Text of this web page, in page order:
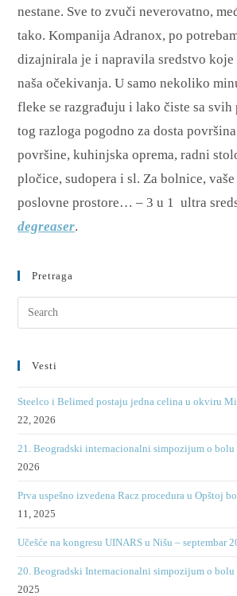
nestane. Sve to zvuči neverovatno,
tako. Kompanija Adranox, po
dizajnirala je i napravila sredstvo koje
naša očekivanja. U samo nekoliko
fleke se razgrađuju i lako čiste sa svih
tog razloga pogodno za dosta
površine, kuhinjska oprema, radni
pločice, sudopera i sl. Za bolnice,
poslovne prostore… – 3 u 1 ultra
degreaser.
Pretraga
Vesti
Steelco i Belimed postaju jedna celina u okviru
22, 2026
21. Beogradski internacionalni simpozijum o bolu
2026
Prva uspešno izvedena Racz procedura u Opštoj
11, 2025
Učešće na kongresu UINARS u Nišu – septembar
20. Beogradski Internacionalni simpozijum o bolu
2025